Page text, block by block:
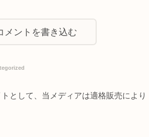
メントを書き込む
として、当メディアは適格販売により